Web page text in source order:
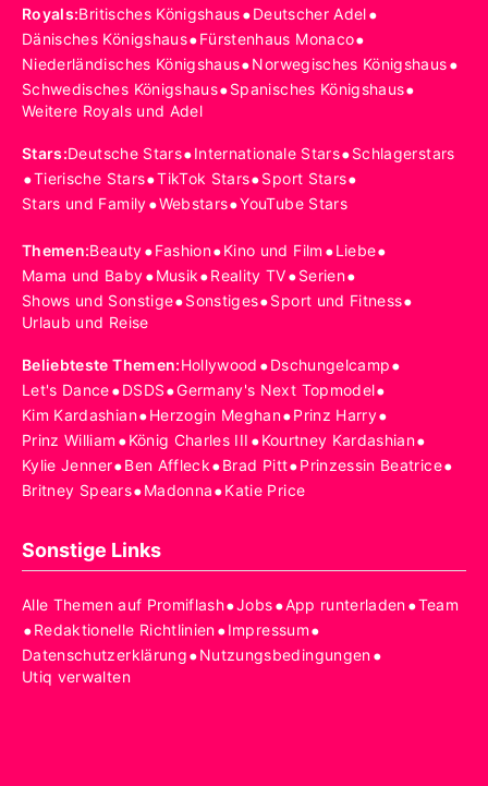
Royals:Britisches Königshaus•Deutscher Adel•
Dänisches Königshaus•Fürstenhaus Monaco•
Niederländisches Königshaus•Norwegisches Königshaus•
Schwedisches Königshaus•Spanisches Königshaus•
Weitere Royals und Adel
Stars:Deutsche Stars•Internationale Stars•Schlagerstars
•Tierische Stars•TikTok Stars•Sport Stars•
Stars und Family•Webstars•YouTube Stars
Themen:Beauty•Fashion•Kino und Film •Liebe•
Mama und Baby•Musik•Reality TV•Serien•
Shows und Sonstige•Sonstiges•Sport und Fitness•
Urlaub und Reise
Beliebteste Themen:Hollywood •Dschungelcamp•
Let's Dance•DSDS•Germany's Next Topmodel•
Kim Kardashian•Herzogin Meghan•Prinz Harry•
Prinz William •König Charles III •Kourtney Kardashian•
Kylie Jenner•Ben Affleck•Brad Pitt•Prinzessin Beatrice•
Britney Spears•Madonna•Katie Price
Sonstige Links
Alle Themen auf Promiflash•Jobs•App runterladen•Team
•Redaktionelle Richtlinien•Impressum•
Datenschutzerklärung•Nutzungsbedingungen•
Utiq verwalten